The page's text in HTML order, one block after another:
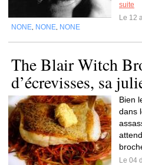
suite
Le 12
NONE NONE NONE
The Blair Witch
d’écrevisses, sa
Bien
dans
Le 04